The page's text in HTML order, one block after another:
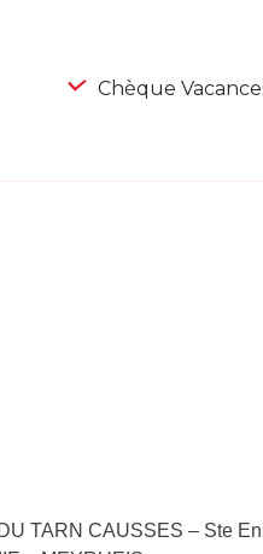
Chèque
TARN CAUSSES – Ste